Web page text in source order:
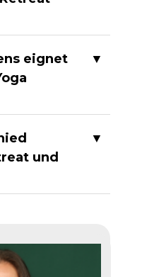
eignet
▼
und
▼